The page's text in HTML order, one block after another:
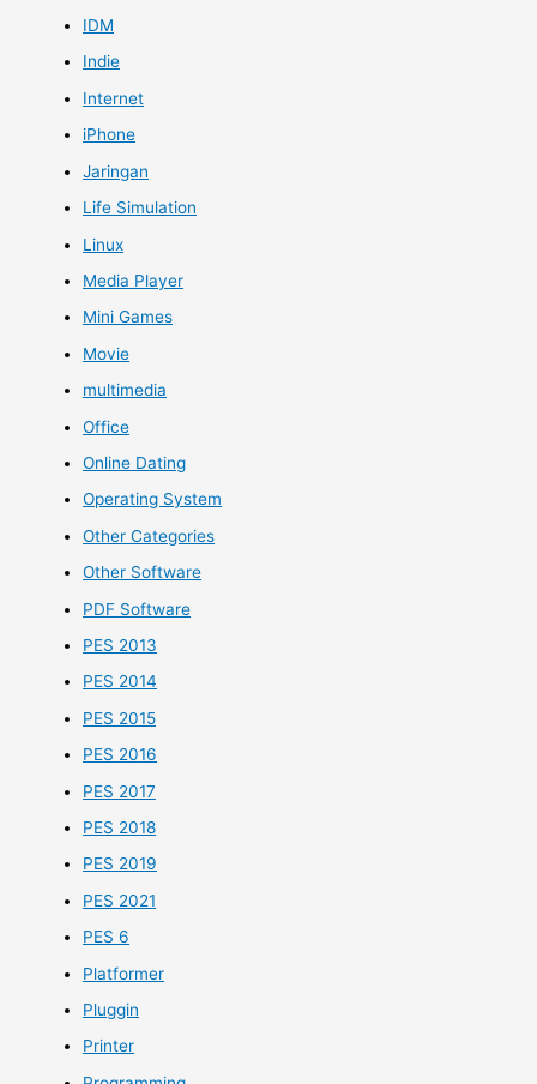
IDM
Indie
Internet
iPhone
Jaringan
Life Simulation
Linux
Media Player
Mini Games
Movie
multimedia
Office
Online Dating
Operating System
Other Categories
Other Software
PDF Software
PES 2013
PES 2014
PES 2015
PES 2016
PES 2017
PES 2018
PES 2019
PES 2021
PES 6
Platformer
Pluggin
Printer